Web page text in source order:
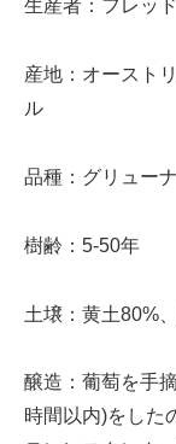
生産者：フレッ
産地：オースト
ル
品種：グリュー
樹齢：5-50年
土壌：黄土80%
醸造：葡萄を手
時間以内)をした